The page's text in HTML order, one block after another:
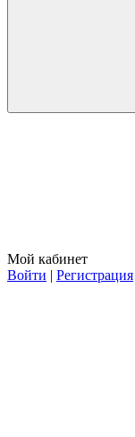
Мой кабинет
Войти | Регистрация